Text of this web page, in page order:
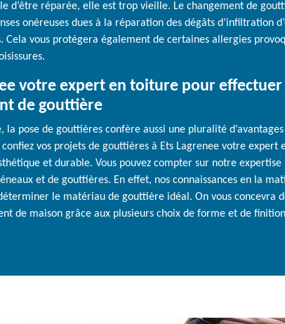
d’être réparée, elle est trop vieille. Le changement de
onéreuses dues à la réparation des dégâts d’infiltration
Cela vous protégera également de certaines allergies
votre expert en toiture pour effectuer
de gouttière
la pose de gouttières confère aussi une pluralité
confiez vos projets de gouttières à Ets Lagrenee votre expert
et durable. Vous pouvez compter sur notre expertise
et de gouttières. En effet, nos connaissances en la
le matériau de gouttière idéal. On vous concevra
de maison grâce aux plusieurs choix de forme et de